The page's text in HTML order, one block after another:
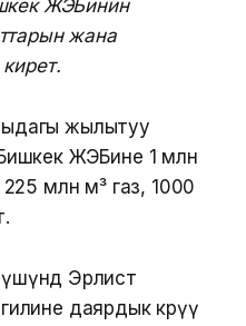
ЖЭБинин
жана
жылытуу
ЖЭБине 1 млн
млн м³ газ, 1000
Эрлист
даярдык көрүү